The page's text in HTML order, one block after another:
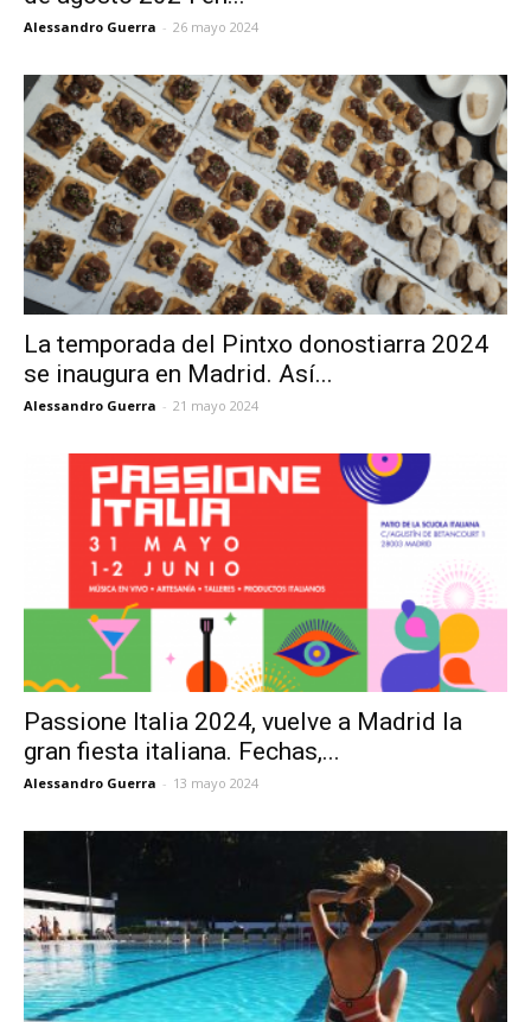
Alessandro Guerra - 26 mayo 2024
La temporada del Pintxo donostiarra 2024
se inaugura en Madrid. Así...
Alessandro Guerra - 21 mayo 2024
Passione Italia 2024, vuelve a Madrid la
gran fiesta italiana. Fechas,...
Alessandro Guerra - 13 mayo 2024